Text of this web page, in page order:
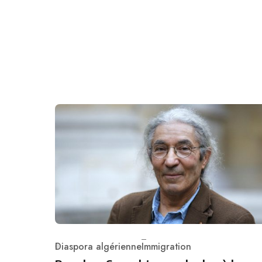
Category
Diaspora algérienneImmigration